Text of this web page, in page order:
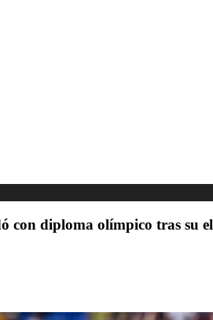
con diploma olímpico tras su